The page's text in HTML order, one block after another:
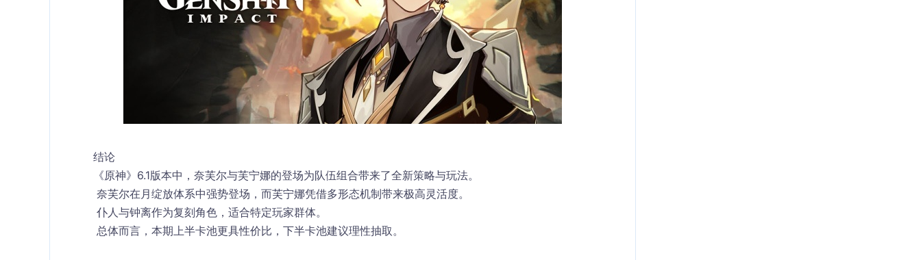
结论
《原神》6.1版本中，奈芙尔与芙宁娜的登场为队伍组合带来了全新策略与玩法。
奈芙尔在月绽放体系中强势登场，而芙宁娜凭借多形态机制带来极高灵活度。
仆人与钟离作为复刻角色，适合特定玩家群体。
总体而言，本期上半卡池更具性价比，下半卡池建议理性抽取。